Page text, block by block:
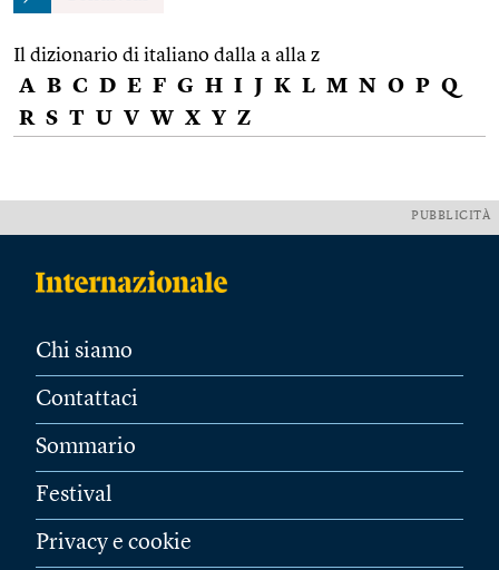
Il dizionario di italiano dalla a alla z
A B C D E F G H I J K L M N O P Q
R S T U V W X Y Z
PUBBLICITÀ
Chi siamo
Contattaci
Sommario
Festival
Privacy e cookie